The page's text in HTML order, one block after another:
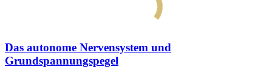
Das autonome Nervensystem und
Grundspannungspegel